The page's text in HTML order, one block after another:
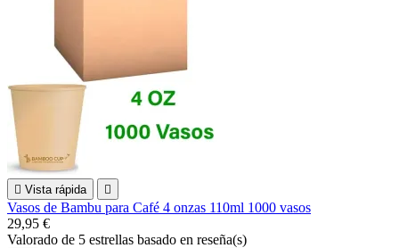
 Vista rápida 
Vasos de Bambu para Café 4 onzas 110ml 1000 vasos
29,95 €
Valorado de 5 estrellas basado en reseña(s)